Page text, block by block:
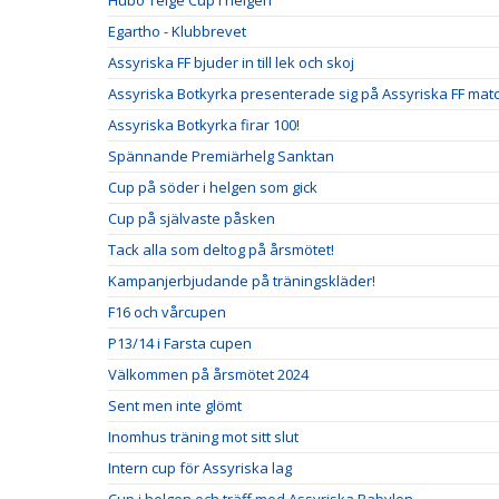
Egartho - Klubbrevet
Assyriska FF bjuder in till lek och skoj
Assyriska Botkyrka presenterade sig på Assyriska FF
Assyriska Botkyrka firar 100!
Spännande Premiärhelg Sanktan
Cup på söder i helgen som gick
Cup på självaste påsken
Tack alla som deltog på årsmötet!
Kampanjerbjudande på träningskläder!
F16 och vårcupen
P13/14 i Farsta cupen
Välkommen på årsmötet 2024
Sent men inte glömt
Inomhus träning mot sitt slut
Intern cup för Assyriska lag